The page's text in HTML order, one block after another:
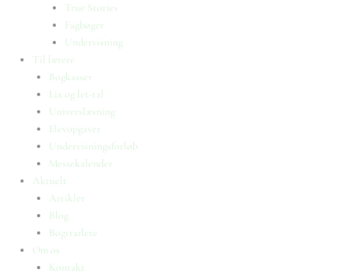
True Stories
Fagbøger
Undervisning
Til lærere
Bogkasser
Lix og let-tal
Universlæsning
Elevopgaver
Undervisningsforløb
Messekalender
Aktuelt
Artikler
Blog
Bogtrailere
Om os
Kontakt